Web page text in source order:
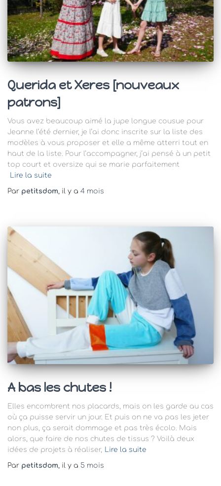
Querida et Xeres [nouveaux
patrons]
Vous avez beaucoup aimé la jupe longue cousue pour
Jeanne l’été dernier, je l’ai donc inscrite sur la liste des
modèles à vous proposer et elle a même atterri tout en
haut de la liste. Pour l’accompagner, j’ai pensé à un petit
top court et oversize qui se marie parfaitement
Lire la suite
Par petitsdom, il y a 4 mois
A bas les chutes !
Elles encombrent nos placards, mais on les garde au cas
où ça puisse servir un jour. Et puis on ne va pas les jeter
non plus, ça serait dommage et pas très écolo. Mais
alors, que faire de nos chutes de tissus ? Voilà deux
idées de projets à réaliser,
Lire la suite
Par petitsdom, il y a 5 mois